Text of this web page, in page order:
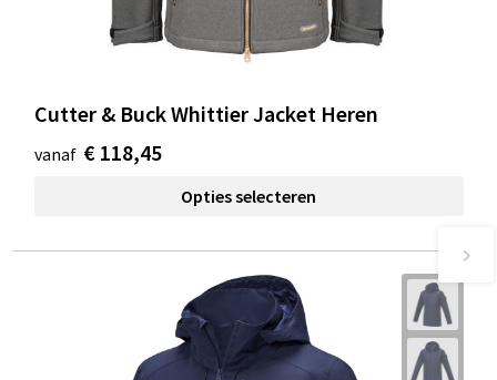
Cutter & Buck Whittier Jacket Heren
vanaf € 118,45
Opties selecteren